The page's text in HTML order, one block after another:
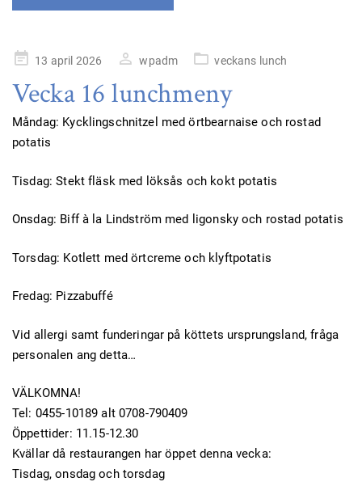
Publicerad
13 april 2026 wpadm veckans lunch
Vecka 16 lunchmeny
Måndag: Kycklingschnitzel med örtbearnaise och rostad
potatis
Tisdag: Stekt fläsk med löksås och kokt potatis
Onsdag: Biff à la Lindström med ligonsky och rostad potatis
Torsdag: Kotlett med örtcreme och klyftpotatis
Fredag: Pizzabuffé
Vid allergi samt funderingar på köttets ursprungsland, fråga
personalen ang detta…
VÄLKOMNA!
Tel: 0455-10189 alt 0708-790409
Öppettider: 11.15-12.30
Kvällar då restaurangen har öppet denna vecka:
Tisdag, onsdag och torsdag